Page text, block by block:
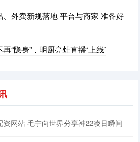
4651.31 -6.85 -0.15%
1122.88 +3.42 +0.30%
、外卖新规落地 平台与商家 准备好
“隐身”，明厨亮灶直播“上线”
资网站 毛宁向世界分享神22凌日瞬间